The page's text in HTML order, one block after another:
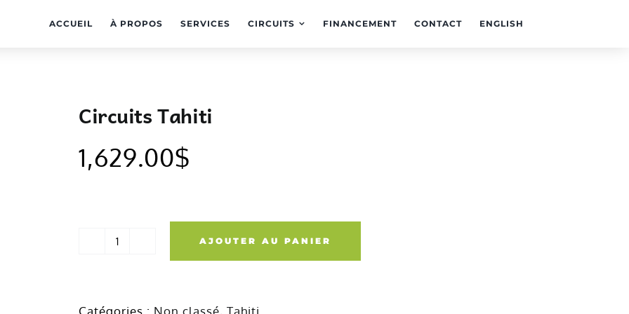
ACCUEIL À PROPOS SERVICES CIRCUITS FINANCEMENT CONTACT ENGLISH
Circuits Tahiti
1,629.00$
AJOUTER AU PANIER
Catégories : Non classé, Tahiti